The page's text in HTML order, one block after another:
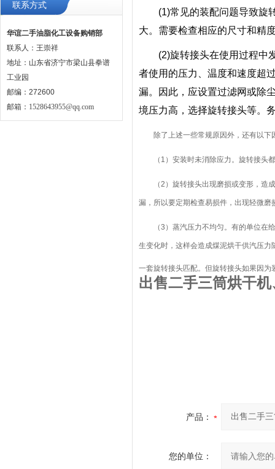
联系方式
华谊二手油脂化工设备购销部
联系人：王崇祥
地址：山东省济宁市梁山县拳谱
工业园
邮编：272600
邮箱： 1528643955@qq.com
(1)常见的装配问题导致旋转
大。需要检查相应的尺寸和精
(2)旋转接头在使用过程中发
者使用的压力、温度和速度超
漏。因此，应设置过滤网或除
境压力高，选择旋转接头等。
除了上述一些常规原因外，还有以下
（1）安装时未消除应力。旋转接头都
（2）旋转接头出现磨损或变形，造成
漏，所以要定期检查易损件，出现轻微
（3）蒸汽压力不均匀。有的单位在给
生变化时，这样会造成煤泥烘干供汽压
一套旋转接头匹配。但旋转接头如果因
出售二手三筒烘干
产品：
您的单位：